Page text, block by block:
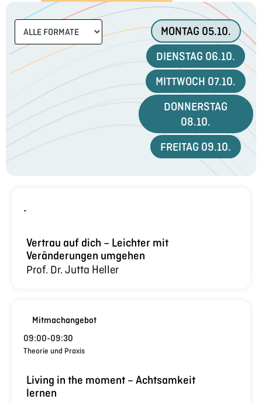
MONTAG 05.10.
DIENSTAG 06.10.
MITTWOCH 07.10.
DONNERSTAG
08.10.
FREITAG 09.10.
-
Vertrau auf dich – Leichter mit
Veränderungen umgehen
Prof. Dr. Jutta Heller
Mitmachangebot
09:00-09:30
Theorie und Praxis
Living in the moment – Achtsamkeit
lernen